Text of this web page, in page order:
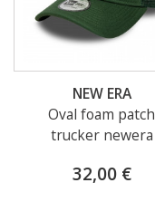
NEW ERA
Oval foam patch
trucker newera
32,00 €